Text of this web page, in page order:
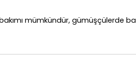
mümkündür, gümüşçülerde